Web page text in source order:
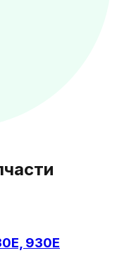
930E